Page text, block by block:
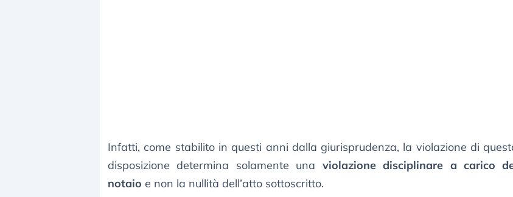
Infatti, come stabilito in questi anni dalla giurisprudenza, la violazione di
disposizione determina solamente una violazione disciplinare a carico
notaio e non la nullità dell’atto sottoscritto.